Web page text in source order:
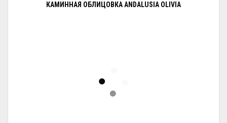
КАМИННАЯ ОБЛИЦОВКА ANDALUSIA OLIVIA